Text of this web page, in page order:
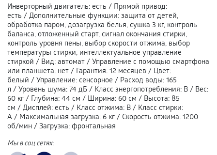
Инверторный двигатель: есть / Прямой привод:
есть / Дополнительные функции: защита от детей,
обработка паром, дозагрузка белья, сушка 3 кг, контроль
баланса, отложенный старт, сигнал окончания стирки,
контроль уровня пены, выбор скорости отжима, выбор
температуры стирки, интеллектуальное управление
стиркой / Вид: автомат / Управление с помощью смартфона
или планшета: нет / Гарантия: 12 месяцев / Цвет:
белый / Управление: сенсорное / Расход воды: 165
л / Уровень шума: 74 дБ / Класс энергопотребления: В / Вес:
60 кг / Глубина: 44 см / Ширина: 60 см / Высота: 85
см / Дисплей: есть / Класс отжима: В / Класс стирки:
А / Максимальная загрузка: 6 кг / Скорость отжима: 1200
об/мин / Загрузка: фронтальная
Мы в соц сетях: